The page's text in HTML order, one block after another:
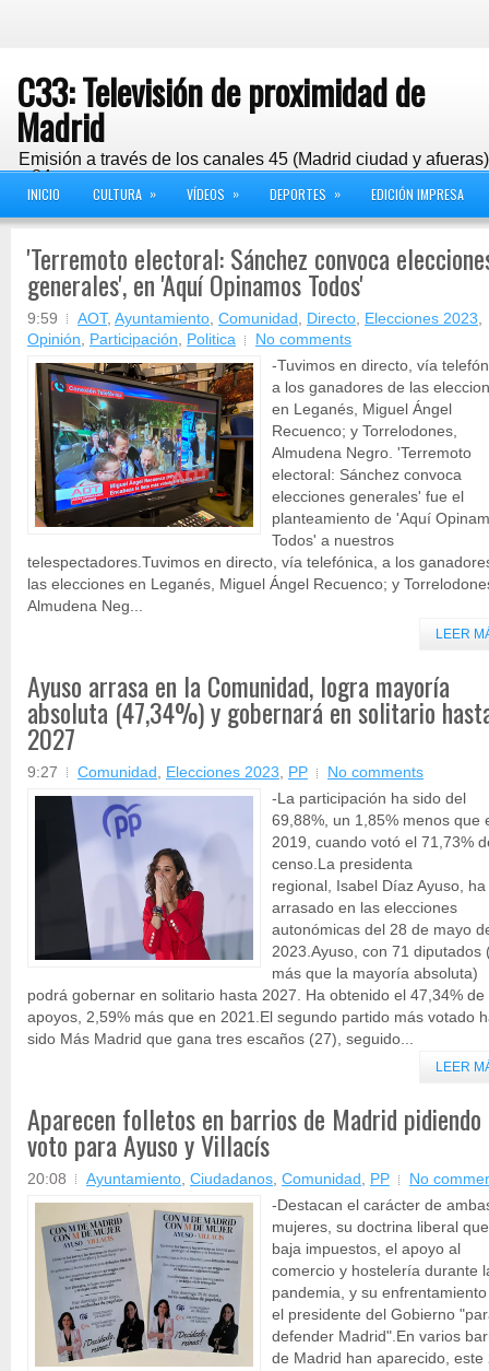
C33: Televisión de proximidad de
Madrid
Emisión a través de los canales 45 (Madrid ciudad y
y 24
INICIO CULTURA » VÍDEOS » DEPORTES » EDICIÓN IMPRESA
'Terremoto electoral: Sánchez convoca
generales', en 'Aquí Opinamos Todos'
9:59 AOT, Ayuntamiento, Comunidad , Directo, Elecciones 2023,
Opinión, Participación, Politica
No comments
-Tuvimos en directo, vía
a los ganadores de las
en Leganés, Miguel Ángel
Recuenco; y Torrelodones,
Almudena Negro. 'Terremoto
electoral: Sánchez convoca
elecciones generales' fue el
planteamiento de 'Aquí
Todos' a nuestros
telespectadores.Tuvimos en directo, vía telefónica, a los
las elecciones en Leganés, Miguel Ángel Recuenco; y
Almudena Neg...
LEER
Ayuso arrasa en la Comunidad, logra mayoría
absoluta (47,34%) y gobernará en solitario
2027
9:27 Comunidad , Elecciones 2023, PP
No comments
-La participación ha sido del
69,88%, un 1,85% menos que
2019, cuando votó el 71,73%
censo.La presidenta
regional, Isabel Díaz Ayuso, ha
arrasado en las elecciones
autonómicas del 28 de mayo
2023.Ayuso, con 71 diputados
más que la mayoría absoluta)
podrá gobernar en solitario hasta 2027. Ha obtenido el 47,34% de
apoyos, 2,59% más que en 2021.El segundo partido más votado
sido Más Madrid que gana tres escaños (27), seguido...
LEER
Aparecen folletos en barrios de Madrid
voto para Ayuso y Villacís
20:08 Ayuntamiento, Ciudadanos, Comunidad , PP
No
-Destacan el carácter de
mujeres, su doctrina liberal que
baja impuestos, el apoyo al
comercio y hostelería durante
pandemia, y su
el presidente del Gobierno
defender Madrid".En varios
de Madrid han aparecido, este